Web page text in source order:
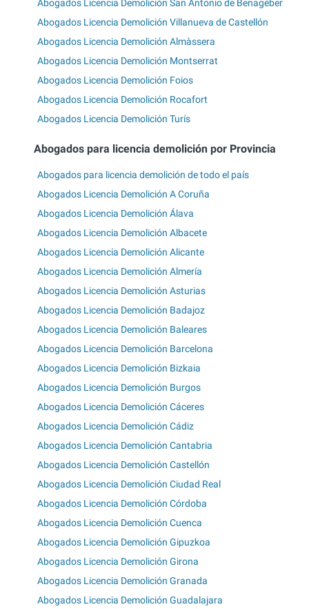
Abogados Licencia Demolición San Antonio de Benagéber
Abogados Licencia Demolición Villanueva de Castellón
Abogados Licencia Demolición Almàssera
Abogados Licencia Demolición Montserrat
Abogados Licencia Demolición Foios
Abogados Licencia Demolición Rocafort
Abogados Licencia Demolición Turís
Abogados para licencia demolición por Provincia
Abogados para licencia demolición de todo el país
Abogados Licencia Demolición A Coruña
Abogados Licencia Demolición Álava
Abogados Licencia Demolición Albacete
Abogados Licencia Demolición Alicante
Abogados Licencia Demolición Almería
Abogados Licencia Demolición Asturias
Abogados Licencia Demolición Badajoz
Abogados Licencia Demolición Baleares
Abogados Licencia Demolición Barcelona
Abogados Licencia Demolición Bizkaia
Abogados Licencia Demolición Burgos
Abogados Licencia Demolición Cáceres
Abogados Licencia Demolición Cádiz
Abogados Licencia Demolición Cantabria
Abogados Licencia Demolición Castellón
Abogados Licencia Demolición Ciudad Real
Abogados Licencia Demolición Córdoba
Abogados Licencia Demolición Cuenca
Abogados Licencia Demolición Gipuzkoa
Abogados Licencia Demolición Girona
Abogados Licencia Demolición Granada
Abogados Licencia Demolición Guadalajara